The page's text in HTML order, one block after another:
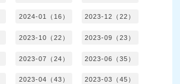
2024-01（16） 2023-12（22）
2023-10（22） 2023-09（23）
2023-07（24） 2023-06（35）
2023-04（43） 2023-03（45）